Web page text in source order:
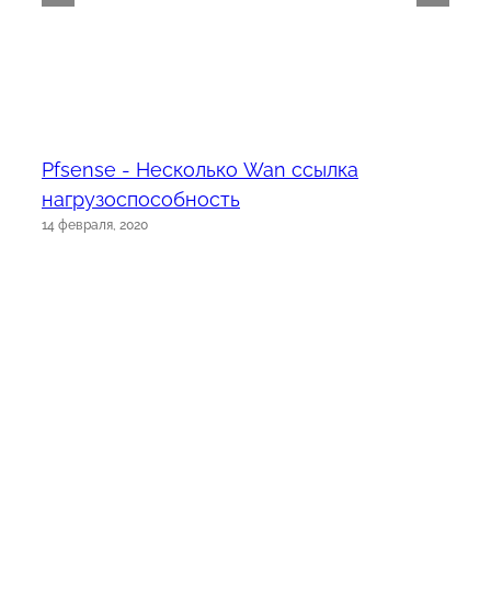
Pfsense - Несколько Wan ссылка
нагрузоспособность
14 февраля, 2020